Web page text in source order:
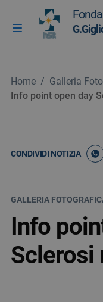
Vai ai contenuti
Vai al menu
Vai al footer
Attiva /
Home / Galleria
Info point open day
CONDIVIDI NOTIZIA
GALLERIA
Info
Sclerosi